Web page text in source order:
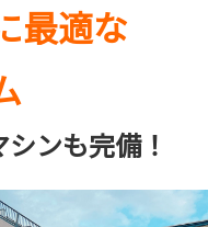
最適な
ンも完備！